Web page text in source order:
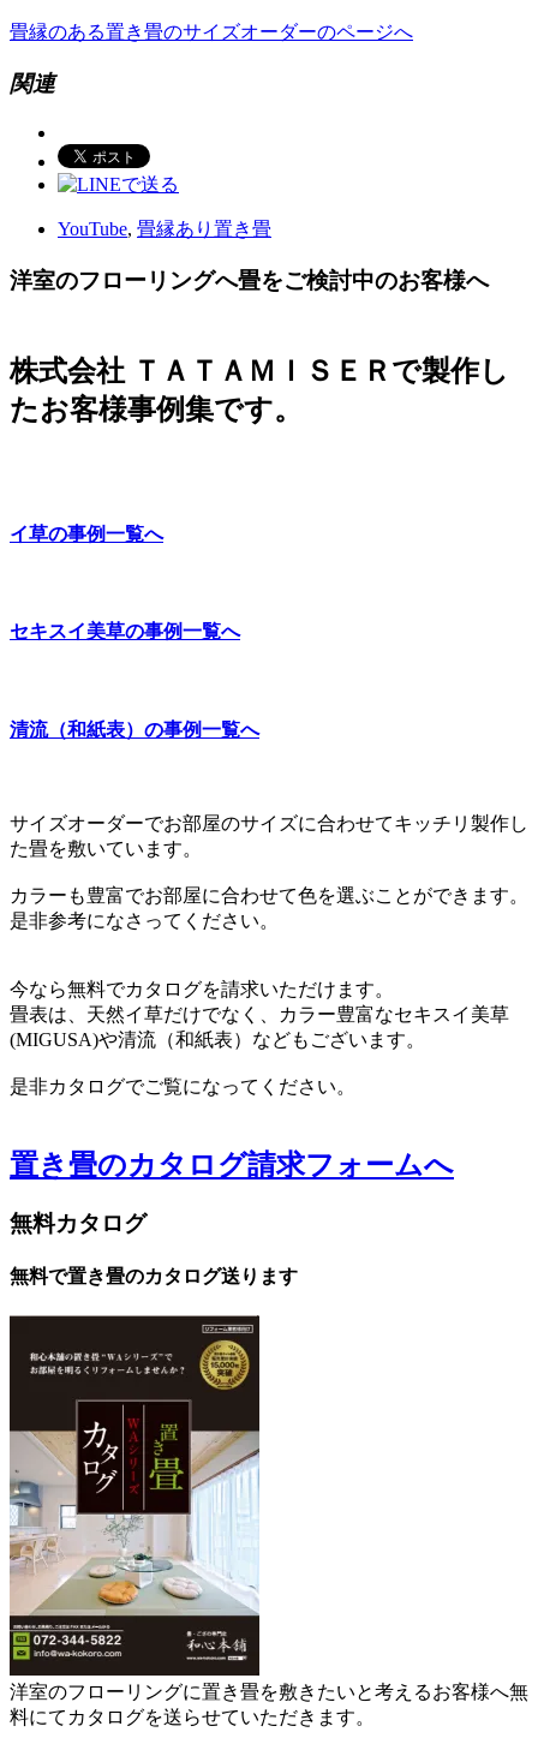
畳縁のある置き畳のサイズオーダーのページへ
関連
YouTube, 畳縁あり置き畳
洋室のフローリングへ畳をご検討中のお客様へ
株式会社 ＴＡＴＡＭＩＳＥＲで製作し
たお客様事例集です。
イ草の事例一覧へ
セキスイ美草の事例一覧へ
清流（和紙表）の事例一覧へ
サイズオーダーでお部屋のサイズに合わせてキッチリ製作し
た畳を敷いています。
カラーも豊富でお部屋に合わせて色を選ぶことができます。
是非参考になさってください。
今なら無料でカタログを請求いただけます。
畳表は、天然イ草だけでなく、カラー豊富なセキスイ美草
(MIGUSA)や清流（和紙表）などもございます。
是非カタログでご覧になってください。
置き畳のカタログ請求フォームへ
無料カタログ
無料で置き畳のカタログ送ります
洋室のフローリングに置き畳を敷きたいと考えるお客様へ無
料にてカタログを送らせていただきます。